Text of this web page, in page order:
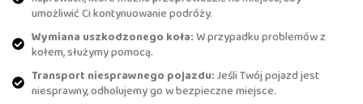
umożliwić Ci kontynuowanie podróży.
Wymiana uszkodzonego koła: W przypadku problemów z
kołem, służymy pomocą.
Transport niesprawnego pojazdu: Jeśli Twój pojazd jest
niesprawny, odholujemy go w bezpieczne miejsce.